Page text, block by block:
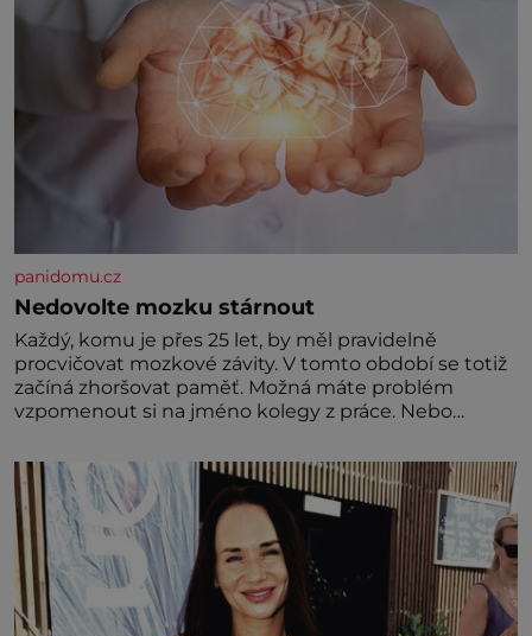
panidomu.cz
Nedovolte mozku stárnout
Každý, komu je přes 25 let, by měl pravidelně
procvičovat mozkové závity. V tomto období se totiž
začíná zhoršovat paměť. Možná máte problém
vzpomenout si na jméno kolegy z práce. Nebo
nedávno přečetli. Je to opravdu tak, s věkem jako
kdyby se paměť rozhodla stávkovat. Cvičte